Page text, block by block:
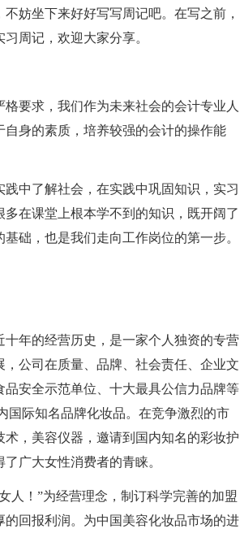
妨坐下来好好写写周记吧。在写之前，
周记，欢迎大家分享。
要求，我们作为未来社会的会计专业人
身的素质，培养较强的会计的操作能
中了解社会，在实践中巩固知识，实习
在课堂上根本学不到的知识，既开阔了
础，也是我们走向工作岗位的第一步。
年的经营历史，是一家个人独资的专营
公司在质量、品牌、社会责任、企业文
安全示范单位、十大最具公信力品牌等
国际知名品牌化妆品。在竞争激烈的市
，美容仪器，邀请到国内知名的彩妆护
广大女性消费者的青睐。
人！”为经营理念，制订科学完善的加盟
回报利润。为中国美容化妆品市场的进